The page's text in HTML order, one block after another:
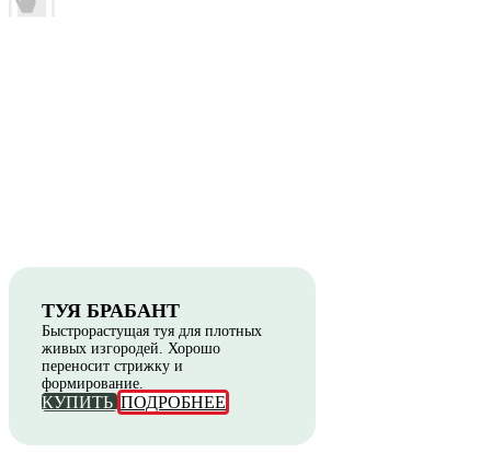
ТУЯ БРАБАНТ
Быстрорастущая туя для плотных
живых изгородей. Хорошо
переносит стрижку и
формирование.
КУПИТЬ ПОДРОБНЕЕ